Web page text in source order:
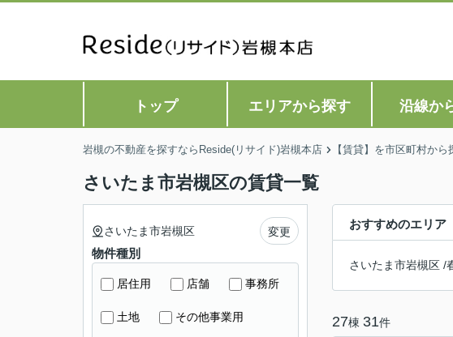
トップ エリアから探す 沿線か
岩槻の不動産を探すならReside(リサイド)岩槻本店 【賃貸】を市区町村から
さいたま市岩槻区の賃貸一覧
おすすめのエリア
さいたま市岩槻区 /
27棟 31件
さいたま市岩槻区 変更
物件種別
居住用 店舗 事務所
土地 その他事業用